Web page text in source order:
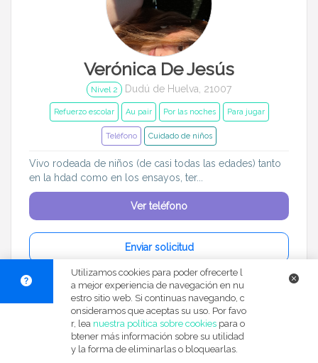
Verónica De Jesús
Nivel 2 Dudú de Huelva, 21007
Refuerzo escolar Au pair Por las noches Para jugar
Teléfono Cuidado de niños
Vivo rodeada de niños (de casi todas las edades) tanto
en la hdad como en los ensayos, ter...
Ver teléfono
Enviar solicitud
Dar un
Utilizamos cookies para poder ofrecerte l
a mejor experiencia de navegación en nu
estro sitio web. Si continuas navegando, c
onsideramos que aceptas su uso. Por favo
r, lea nuestra política sobre cookiespara o
btener más información sobre su utilidad
y la forma de eliminarlas o bloquearlas.